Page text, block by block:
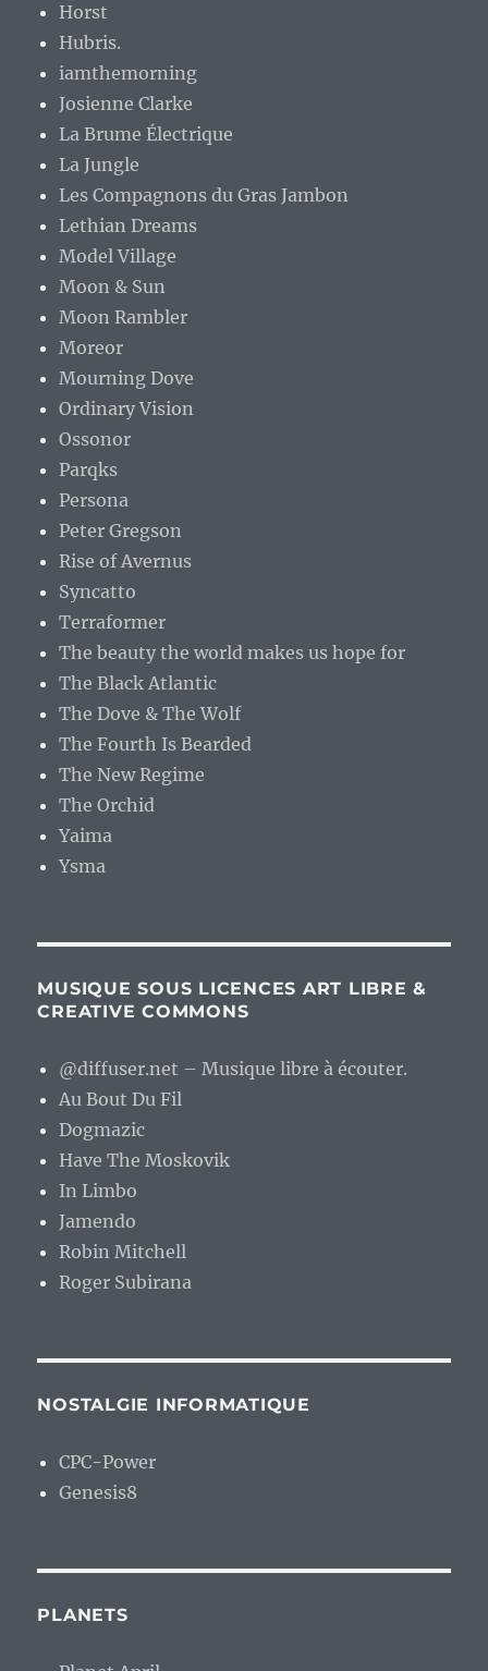
Horst
Hubris.
iamthemorning
Josienne Clarke
La Brume Électrique
La Jungle
Les Compagnons du Gras Jambon
Lethian Dreams
Model Village
Moon & Sun
Moon Rambler
Moreor
Mourning Dove
Ordinary Vision
Ossonor
Parqks
Persona
Peter Gregson
Rise of Avernus
Syncatto
Terraformer
The beauty the world makes us hope for
The Black Atlantic
The Dove & The Wolf
The Fourth Is Bearded
The New Regime
The Orchid
Yaima
Ysma
MUSIQUE SOUS LICENCES ART LIBRE &
CREATIVE COMMONS
@diffuser.net – Musique libre à écouter.
Au Bout Du Fil
Dogmazic
Have The Moskovik
In Limbo
Jamendo
Robin Mitchell
Roger Subirana
NOSTALGIE INFORMATIQUE
CPC-Power
Genesis8
PLANETS